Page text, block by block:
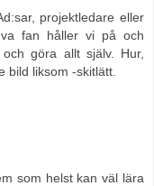
projektledare eller
fan håller vi på och
göra allt själv. Hur,
bild liksom -skitlätt.
som helst kan väl lära